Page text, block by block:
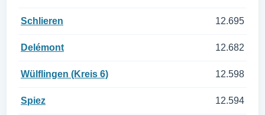
Schlieren 12.695
Delémont 12.682
Wülflingen (Kreis 6) 12.598
Spiez 12.594